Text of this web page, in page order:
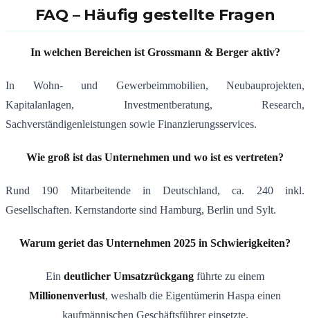
FAQ – Häufig gestellte Fragen
In welchen Bereichen ist Grossmann & Berger aktiv?
In Wohn- und Gewerbeimmobilien, Neubauprojekten,
Kapitalanlagen, Investmentberatung, Research,
Sachverständigenleistungen sowie Finanzierungsservices.
Wie groß ist das Unternehmen und wo ist es vertreten?
Rund 190 Mitarbeitende in Deutschland, ca. 240 inkl.
Gesellschaften. Kernstandorte sind Hamburg, Berlin und Sylt.
Warum geriet das Unternehmen 2025 in Schwierigkeiten?
Ein deutlicher Umsatzrückgang führte zu einem
Millionenverlust, weshalb die Eigentümerin Haspa einen
kaufmännischen Geschäftsführer einsetzte.